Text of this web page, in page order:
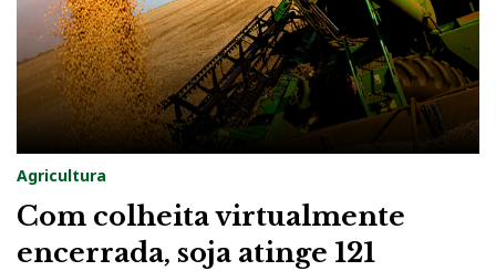
Agricultura
Com colheita virtualmente
encerrada, soja atinge 121